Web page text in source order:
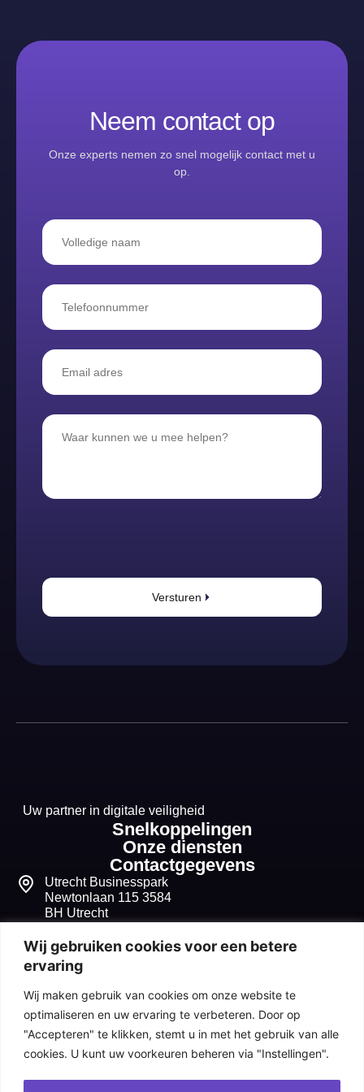
Wij gebruiken cookies voor een betere
ervaring
Wij maken gebruik van cookies om onze website te
optimaliseren en uw ervaring te verbeteren. Door op
"Accepteren" te klikken, stemt u in met het gebruik van alle
cookies. U kunt uw voorkeuren beheren via "Instellingen".
Neem contact op
Onze experts nemen zo snel mogelijk contact met u
op.
Versturen
Uw partner in digitale veiligheid
Snelkoppelingen
Onze diensten
Contactgegevens
Utrecht Businesspark
Newtonlaan 115 3584
BH Utrecht
+31 30 268 1099
info@seqvitum.nl
91518210
NL865680632B01